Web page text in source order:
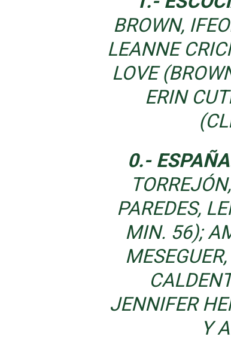
BROWN,
LEANNE
LOVE
ERIN
0.-
PAREDES,
MIN. 56);
JENNIFER
Y